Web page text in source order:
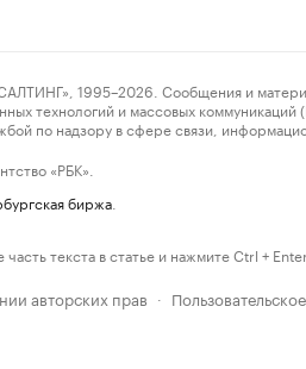
1995–2026. Сообщения и
технологий и массовых
по надзору в сфере связи,
«РБК».
биржа
текста в статье и нажмите Ctrl + Enter
авторских прав ·